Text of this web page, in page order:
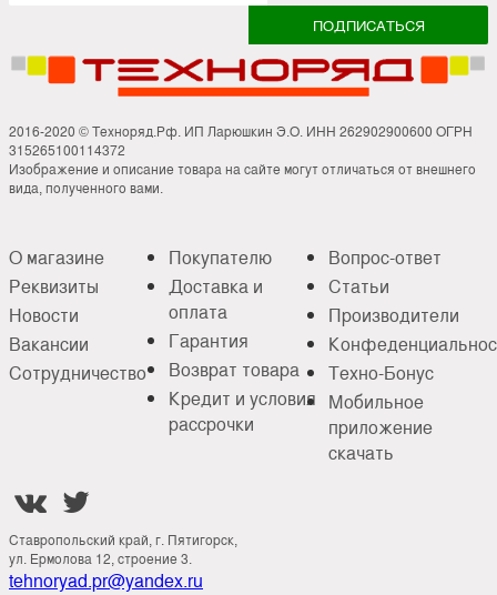
2016-2020 © Техноряд.Рф. ИП Ларюшкин Э.О. ИНН 262902900600 ОГРН
315265100114372
Изображение и описание товара на сайте могут отличаться от внешнего
вида, полученного вами.
О магазине
Реквизиты
Новости
Вакансии
Сотрудничество
Покупателю
Доставка и
оплата
Гарантия
Возврат товара
Кредит и условия
рассрочки
Вопрос-ответ
Статьи
Производители
Техно-Бонус
Мобильное
приложение
скачать
 
Ставропольский край, г. Пятигорск,
ул. Ермолова 12, строение 3.
tehnoryad.pr@yandex.ru